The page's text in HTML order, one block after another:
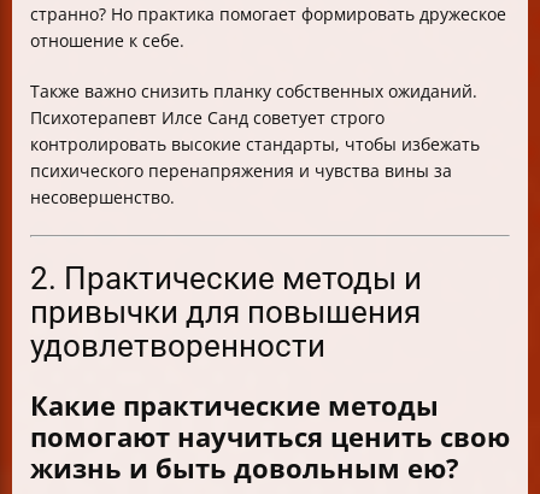
странно? Но практика помогает формировать дружеское
отношение к себе.
Также важно снизить планку собственных ожиданий.
Психотерапевт Илсе Санд советует строго
контролировать высокие стандарты, чтобы избежать
психического перенапряжения и чувства вины за
несовершенство.
2. Практические методы и
привычки для повышения
удовлетворенности
Какие практические методы
помогают научиться ценить свою
жизнь и быть довольным ею?